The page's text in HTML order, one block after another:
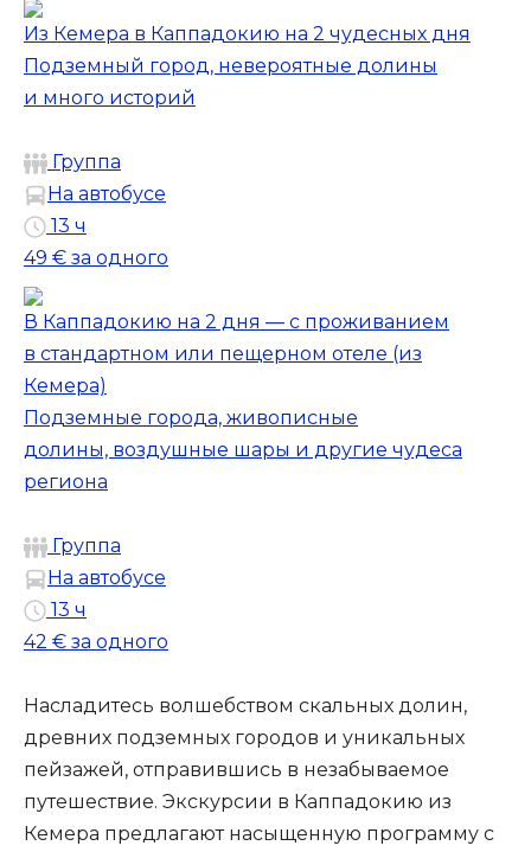
Из Кемера в Каппадокию на 2 чудесных дня
Подземный город, невероятные долины
и много историй
Группа
На автобусе
13 ч
49 € за одного
В Каппадокию на 2 дня — с проживанием
в стандартном или пещерном отеле (из
Кемера)
Подземные города, живописные
долины, воздушные шары и другие чудеса
региона
Группа
На автобусе
13 ч
42 € за одного
Насладитесь волшебством скальных долин,
древних подземных городов и уникальных
пейзажей, отправившись в незабываемое
путешествие. Экскурсии в Каппадокию из
Кемера предлагают насыщенную программу с